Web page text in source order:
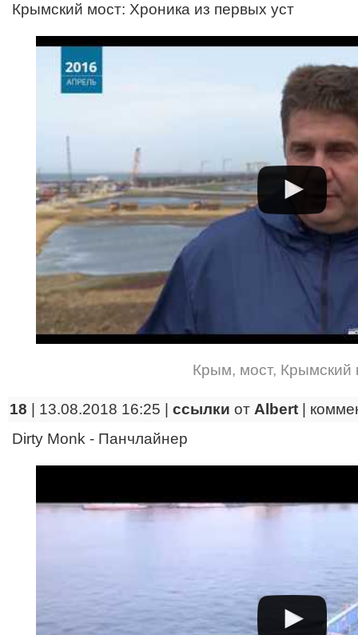
Крымский мост: Хроника из первых уст
Крым, мост, Крымский
18 | 13.08.2018 16:25 | ссылки от Albert
Dirty Monk - Панчлайнер